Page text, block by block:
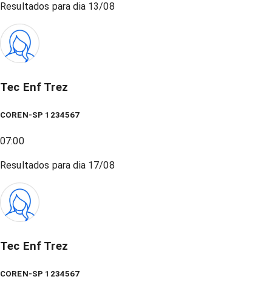
Resultados para dia 13/08
Tec Enf Trez
COREN-SP 1234567
07:00
Resultados para dia 17/08
Tec Enf Trez
COREN-SP 1234567